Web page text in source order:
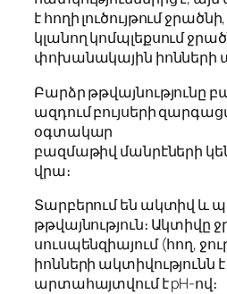
է հողի լուծույթում
կլանող կոմպլեքսում
փոխանակային իոնների
Բարձր թթվայնությունը
ազդում բույսերի
օգտակար
բազմաթիվ մանրէների
վրա։
Տարբերում են ակտիվ և
թթվայնություն։ Ակտիվը
սուսպենզիայում (հող,
իոնների ակտիվությունն
արտահայտվում է pH-ով։